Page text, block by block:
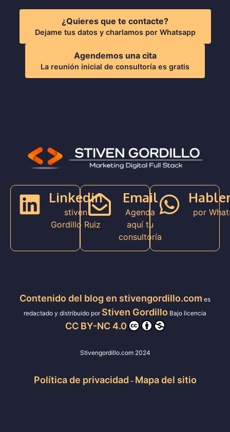
Agendemos una cita
La reunión inicial de consultoría es gratis
¿Quieres que te contacte?
Dejame tus datos y charlamos por Whatsapp
Linkedin
stiven
Gordillo Ruiz
Email
Agenda
aquí tu
consultoría
por
Contenido del blog en stivengordillo.com es
redactado y distribuido por Stiven Gordillo Bajo licencia
CC BY-NC 4.0
Stivengordillo.com 2024
Política de privacidad – Mapa del sitio